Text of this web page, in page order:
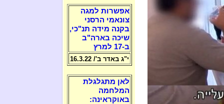
אפשרות למגה
צונאמי הרסני
בקנה מידה תנ"כי,
שיכה בארה"ב
ב-17 למרץ
י"ג באדר ב'/ 16.3.22
לאן מתגלגלת
המלחמה
באוקראינה: